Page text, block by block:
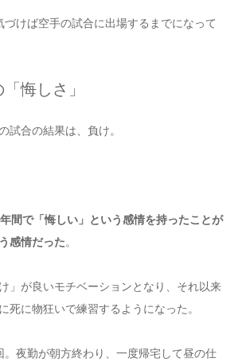
づけば空手の試合に出場するまでになって
悔しさ」
試合の結果は、負け。
間で「悔しい」という感情を持ったことが
感情だった。
」が良いモチベーションとなり、それ以来
死に物狂いで練習するようになった。
。夜勤が朝方終わり、一度帰宅して昼の仕